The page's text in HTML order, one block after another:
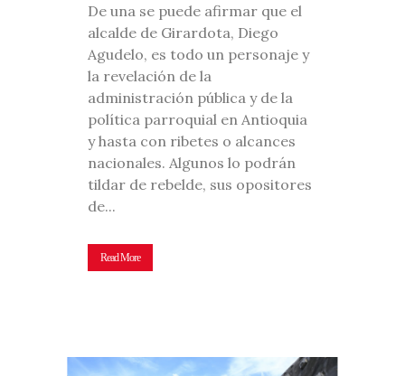
De una se puede afirmar que el
alcalde de Girardota, Diego
Agudelo, es todo un personaje y
la revelación de la
administración pública y de la
política parroquial en Antioquia
y hasta con ribetes o alcances
nacionales. Algunos lo podrán
tildar de rebelde, sus opositores
de...
Read More